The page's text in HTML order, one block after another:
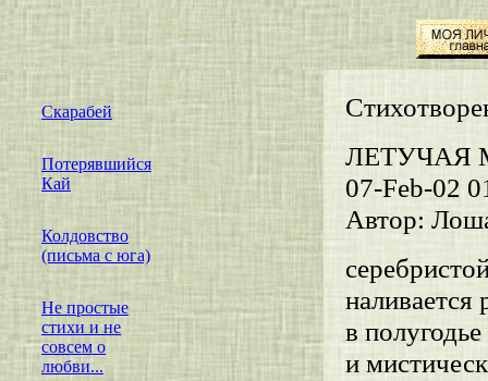
Скарабей
Потерявшийся
Кай
Колдовство
(письма с юга)
Не простые
стихи и не
совсем о
любви...
07-Feb-02
Автор:
наливается
в полугодье
и